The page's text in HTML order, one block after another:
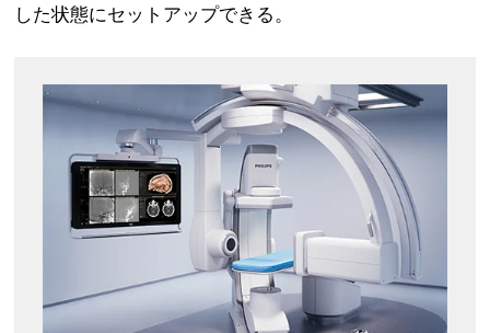
した状態にセットアップできる。